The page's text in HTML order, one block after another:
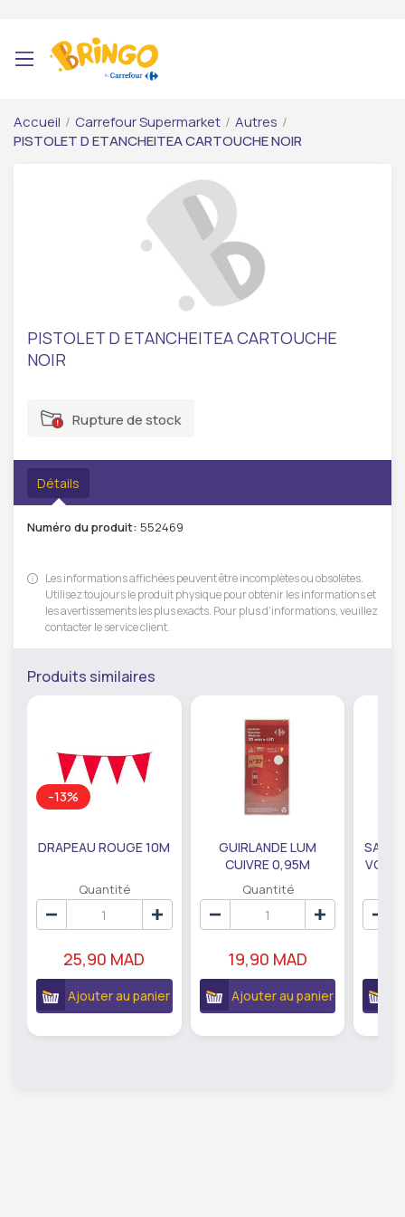
Accueil / Carrefour Supermarket / Autres /
PISTOLET D ETANCHEITEA CARTOUCHE NOIR
PISTOLET D ETANCHEITEA CARTOUCHE
NOIR
Rupture de stock
Détails
Numéro du produit: 552469
Les informations affichées peuvent être incomplètes ou obsolètes.
Utilisez toujours le produit physique pour obtenir les informations et
les avertissements les plus exacts. Pour plus d'informations, veuillez
contacter le service client.
Produits similaires
-13%
DRAPEAU ROUGE 10M
Quantité
25,90 MAD
Ajouter au panier
GUIRLANDE LUM
CUIVRE 0,95M
DE79207
Quantité
19,90 MAD
Ajouter au panier